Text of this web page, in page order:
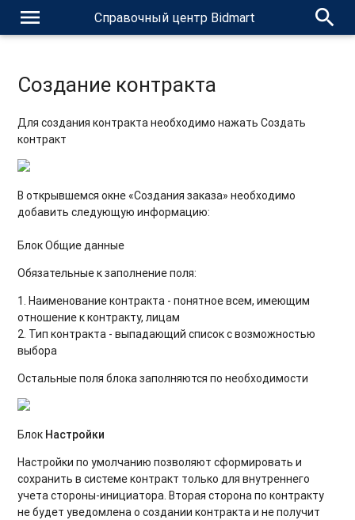
menu Справочный центр Bidmart search
Создание контракта
Для создания контракта необходимо нажать Создать
контракт
В открывшемся окне «Создания заказа» необходимо
добавить следующую информацию:
БлокОбщие данные
Обязательные к заполнение поля:
1. Наименование контракта - понятное всем, имеющим
отношение к контракту, лицам
2. Тип контракта - выпадающий список с возможностью
выбора
Остальные поля блока заполняются по необходимости
Блок Настройки
Настройки по умолчанию позволяют сформировать и
сохранить в системе контракт только для внутреннего
учета стороны-инициатора. Вторая сторона по контракту
не будет уведомлена о создании контракта и не получит